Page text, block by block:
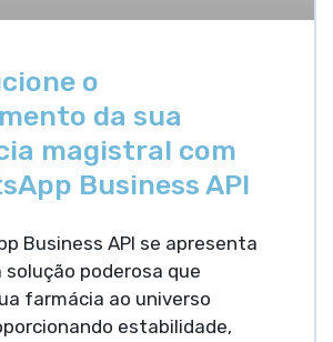
o
da sua
magistral com
Business API
Business API se apresenta
solução poderosa que
farmácia ao universo
estabilidade,